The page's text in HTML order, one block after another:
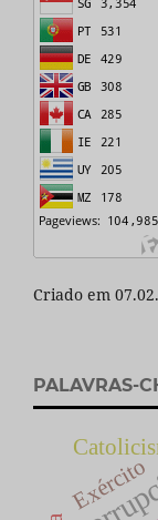
Criado em
PALAVRAS-
Exército